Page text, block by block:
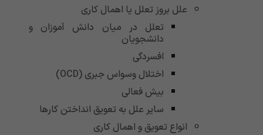
علل بروز تعلل یا اهمال کاری
تعلل در میان دانش آموزان و
دانشجویان
افسردگی
اختلال وسواس جبری (OCD)
بیش فعالی
سایر علل به تعویق انداختن کارها
انواع تعویق و اهمال کاری